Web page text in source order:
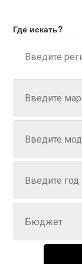
Где искать?